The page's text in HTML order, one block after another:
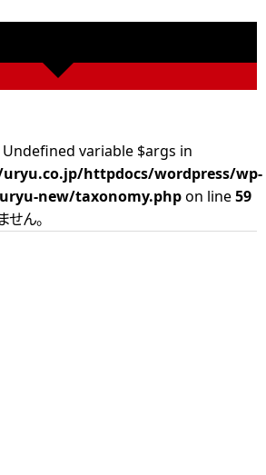
Undefined variable $args in
httpdocs/wordpress/wp-
new/taxonomy.phpon line59
ん。